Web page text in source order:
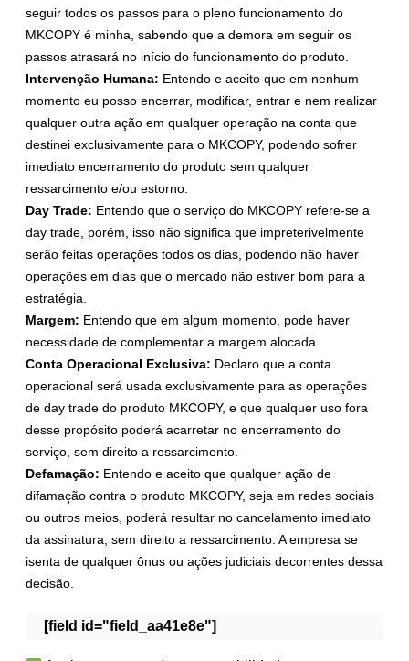
seguir todos os passos para o pleno funcionamento do
MKCOPY é minha, sabendo que a demora em seguir os
passos atrasará no início do funcionamento do produto.
Intervenção Humana: Entendo e aceito que em nenhum
momento eu posso encerrar, modificar, entrar e nem realizar
qualquer outra ação em qualquer operação na conta que
destinei exclusivamente para o MKCOPY, podendo sofrer
imediato encerramento do produto sem qualquer
ressarcimento e/ou estorno.
Day Trade: Entendo que o serviço do MKCOPY refere-se a
day trade, porém, isso não significa que impreterivelmente
serão feitas operações todos os dias, podendo não haver
operações em dias que o mercado não estiver bom para a
estratégia.
Margem: Entendo que em algum momento, pode haver
necessidade de complementar a margem alocada.
Conta Operacional Exclusiva: Declaro que a conta
operacional será usada exclusivamente para as operações
de day trade do produto MKCOPY, e que qualquer uso fora
desse propósito poderá acarretar no encerramento do
serviço, sem direito a ressarcimento.
Defamação: Entendo e aceito que qualquer ação de
difamação contra o produto MKCOPY, seja em redes sociais
ou outros meios, poderá resultar no cancelamento imediato
da assinatura, sem direito a ressarcimento. A empresa se
isenta de qualquer ônus ou ações judiciais decorrentes dessa
decisão.
[field id="field_aa41e8e"]